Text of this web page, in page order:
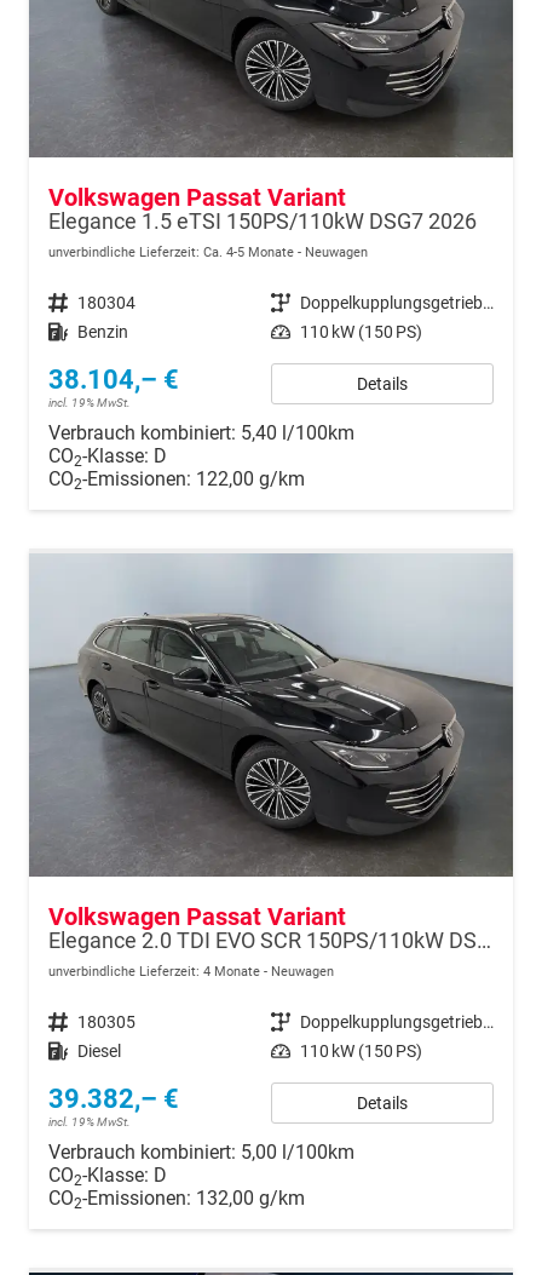
Volkswagen Passat Variant
Elegance 1.5 eTSI 150PS/110kW DSG7 2026
unverbindliche Lieferzeit: Ca. 4-5 Monate Neuwagen
Fahrzeugnr. 180304 Getriebe
Doppelkupplungsgetriebe (DSG)
Kraftstoff Benzin Leistung 110 kW (150 PS)
38.104,– €
incl. 19% MwSt.
Details
Verbrauch kombiniert: 5,40 l/100km
CO2-Klasse: D
CO2-Emissionen: 122,00 g/km
Volkswagen Passat Variant
Elegance 2.0 TDI EVO SCR 150PS/110kW DSG7 2026
unverbindliche Lieferzeit: 4 Monate Neuwagen
Fahrzeugnr. 180305 Getriebe
Doppelkupplungsgetriebe (DSG)
Kraftstoff Diesel Leistung 110 kW (150 PS)
39.382,– €
incl. 19% MwSt.
Details
Verbrauch kombiniert: 5,00 l/100km
CO2-Klasse: D
CO2-Emissionen: 132,00 g/km